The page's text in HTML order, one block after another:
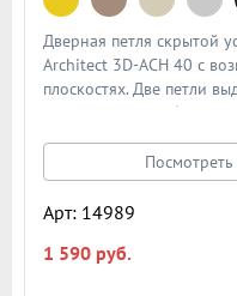
Дверная петля скрытой
Architect 3D-ACH 40 с
плоскостях. Две петли
подходят для любых
подробном описании
Арт: 14989
1 590 руб.